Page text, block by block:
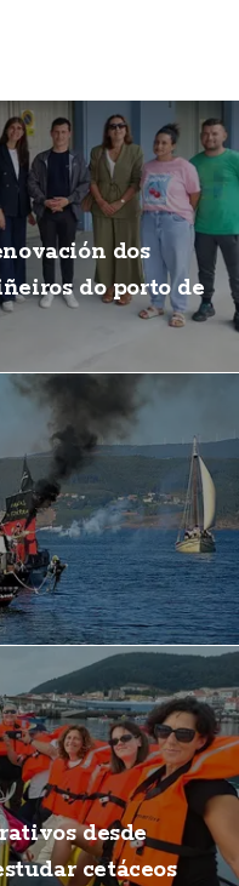
dos
do porto de
desde
cetáceos